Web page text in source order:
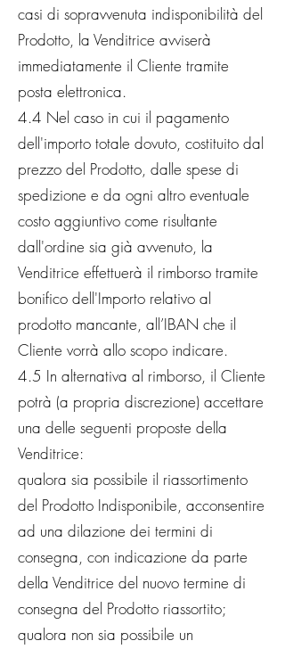
casi di sopravvenuta indisponibilità del
Prodotto, la Venditrice avviserà
immediatamente il Cliente tramite
posta elettronica.
4.4 Nel caso in cui il pagamento
dell'importo totale dovuto, costituito dal
prezzo del Prodotto, dalle spese di
spedizione e da ogni altro eventuale
costo aggiuntivo come risultante
dall'ordine sia già avvenuto, la
Venditrice effettuerà il rimborso tramite
bonifico dell'Importo relativo al
prodotto mancante, all’IBAN che il
Cliente vorrà allo scopo indicare.
4.5 In alternativa al rimborso, il Cliente
potrà (a propria discrezione) accettare
una delle seguenti proposte della
Venditrice:
qualora sia possibile il riassortimento
del Prodotto Indisponibile, acconsentire
ad una dilazione dei termini di
consegna, con indicazione da parte
della Venditrice del nuovo termine di
consegna del Prodotto riassortito;
qualora non sia possibile un